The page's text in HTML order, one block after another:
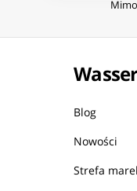
Blog
Nowości
Strefa